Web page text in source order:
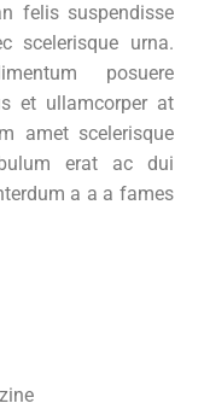
felis suspendisse
scelerisque urna.
posuere
et ullamcorper at
amet scelerisque
erat ac dui
a a a fames